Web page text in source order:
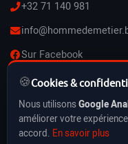
🍪Cookies &
Nous utilisonsGoogle
améliorer votre
accord. En savoir plus
+32 71 140 981
Sur Facebook
Lun–Ven : 8h–21h
Vacances & jours fériés inclus